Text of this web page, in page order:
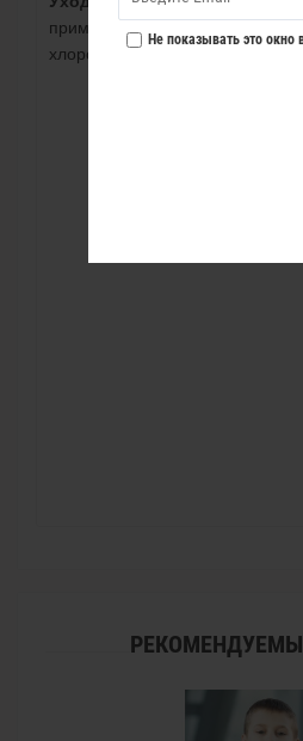
Не показывать это
применения кондиционеров,
хлоросодержащих средств.